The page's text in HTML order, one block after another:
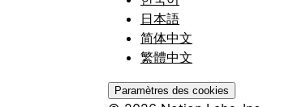
日本語
简体中文
繁體中文
Paramètres des cookies